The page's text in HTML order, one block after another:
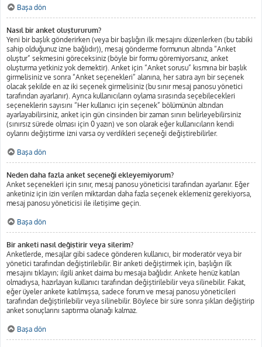
Başa dön
Nasıl bir anket oluştururum?
Yeni bir başlık gönderirken (veya bir başlığın ilk mesajını düzenlerken (bu tabiki
sahip olduğunuz izne bağlıdır)), mesaj gönderme formunun altında “Anket
oluştur” sekmesini göreceksiniz (böyle bir formu göremiyorsanız, anket
oluşturma yetkiniz yok demektir). Anket için “Anket sorusu” kısmına bir başlık
girmelisiniz ve sonra “Anket seçenekleri” alanına, her satıra ayrı bir seçenek
olacak şekilde en az iki seçenek girmelisiniz (bu sınır mesaj panosu yönetici
tarafından ayarlanır). Ayrıca kullanıcıların oylama sırasında seçebilecekleri
seçeneklerin sayısını “Her kullanıcı için seçenek” bölümünün altından
ayarlayabilirsiniz, anket için gün cinsinden bir zaman sınırı belirleyebilirsiniz
(sınırsız sürede olması için 0 yazın) ve son olarak eğer kullanıcıların kendi
oylarını değiştirme izni varsa oy verdikleri seçeneği değiştirebilirler.
Başa dön
Neden daha fazla anket seçeneği ekleyemiyorum?
Anket seçenekleri için sınır, mesaj panosu yöneticisi tarafından ayarlanır. Eğer
anketiniz için izin verilen miktardan daha fazla seçenek eklemeniz gerekiyorsa,
mesaj panosu yöneticisi ile iletişime geçin.
Başa dön
Bir anketi nasıl değiştirir veya silerim?
Anketlerde, mesajlar gibi sadece gönderen kullanıcı, bir moderatör veya bir
yönetici tarafından değiştirilebilir. Bir anketi değiştirmek için, başlığın ilk
mesajını tıklayın; ilgili anket daima bu mesaja bağlıdır. Ankete henüz katılan
olmadıysa, hazırlayan kullanıcı tarafından değiştirilebilir veya silinebilir. Fakat,
eğer üyeler ankete katılmışsa, sadece forum ve mesaj panosu yöneticileri
tarafından değiştirilebilir veya silinebilir. Böylece bir süre sonra şıkları değiştirip
anket sonuçlarını saptırma olanağı kalmaz.
Başa dön